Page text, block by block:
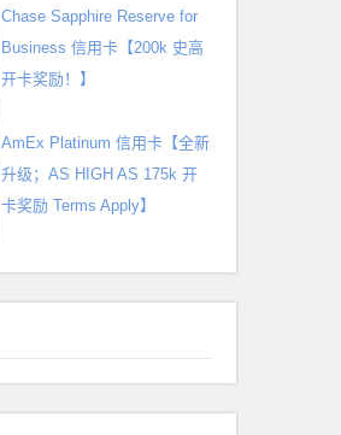
Chase Sapphire Reserve for
Business 信用卡【200k 史高
开卡奖励！】
AmEx Platinum 信用卡【全新
升级；AS HIGH AS 175k 开
卡奖励 Terms Apply】